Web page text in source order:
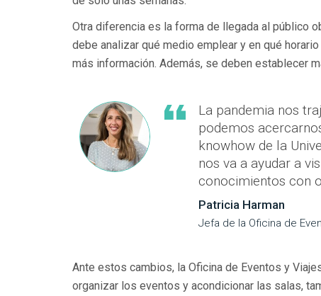
Otra diferencia es la forma de llegada al público
debe analizar qué medio emplear y en qué
más información. Además, se deben establecer
La pandemia nos
podemos
knowhow de la
nos va a ayudar a
conocimientos con
Patricia Harman
Jefa de la Oficina de
Ante estos cambios, la Oficina de Eventos y
organizar los eventos y acondicionar las salas,